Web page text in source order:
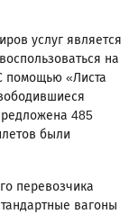
услуг является
на
помощью «Листа
485
были
перевозчика
вагоны